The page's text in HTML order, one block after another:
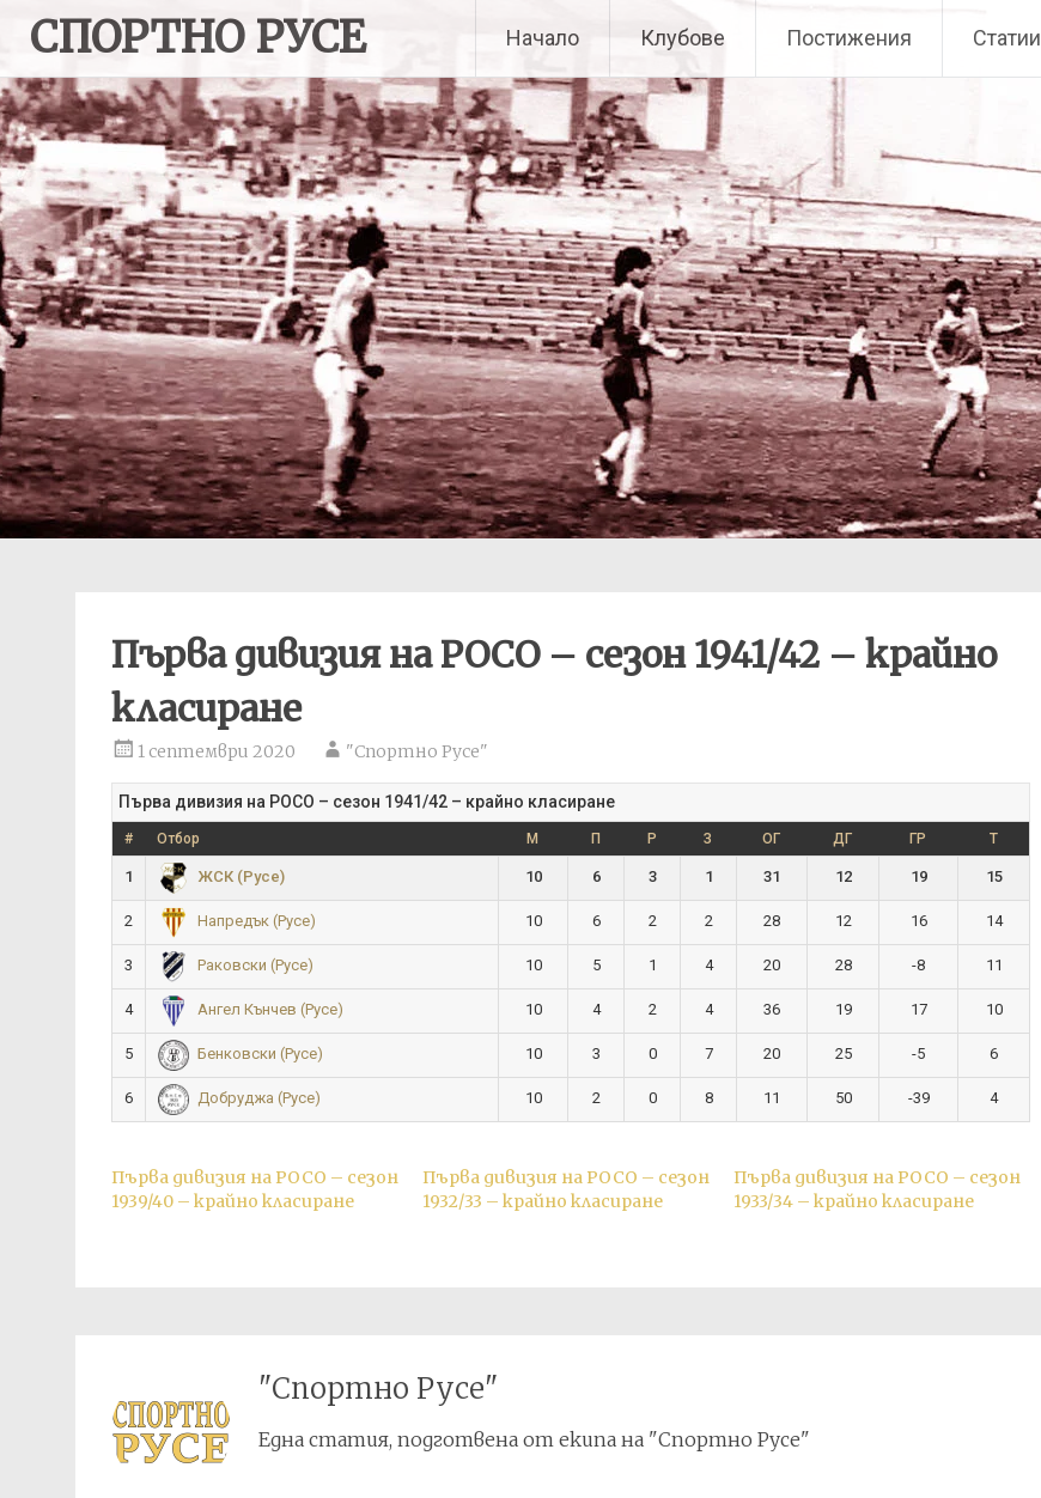
content
СПОРТНО РУСЕ Начало Клубове Постижения Статии
Първа дивизия на РОСО – сезон 1941/42 – крайно
класиране
1 септември 2020 "Спортно Русе"
Първа дивизия на РОСО – сезон 1941/42 – крайно класиране
# Отбор М П Р З ОГ ДГ ГР Т
1 ЖСК (Русе) 10 6 3 1 31 12 19 15
2 Напредък (Русе) 10 6 2 2 28 12 16 14
3 Раковски (Русе) 10 5 1 4 20 28 -8 11
4 Ангел Кънчев (Русе) 10 4 2 4 36 19 17 10
5 Бенковски (Русе) 10 3 0 7 20 25 -5 6
6 Добруджа (Русе) 10 2 0 8 11 50 -39 4
Първа дивизия на РОСО – сезон
1939/40 – крайно класиране
Първа дивизия на РОСО – сезон
1932/33 – крайно класиране
Първа дивизия на РОСО – сезон
1933/34 – крайно класиране
"Спортно Русе"
Една статия, подготвена от екипа на "Спортно Русе"